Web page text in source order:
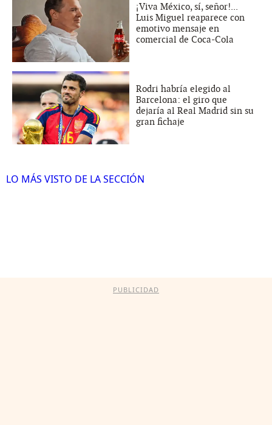
¡Viva México, sí, señor!...
Luis Miguel reaparece con
emotivo mensaje en
comercial de Coca-Cola
Rodri habría elegido al
Barcelona: el giro que
dejaría al Real Madrid sin su
gran fichaje
LO MÁS VISTO DE LA SECCIÓN
PUBLICIDAD